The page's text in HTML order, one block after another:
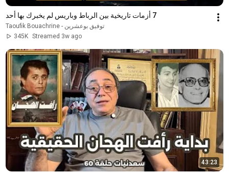
7 أزمات تاريخية بين الرباط وباريس لم يخبرك بها أحد
Taoufik Bouachrine - توفيق بوعشرين
345K Streamed 3w ago
43:23